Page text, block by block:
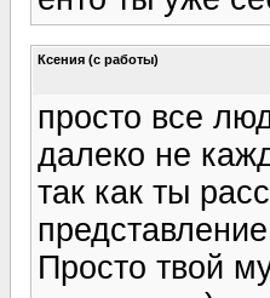
Ксения (с работы)
просто все
далеко не
так как ты
Просто твой